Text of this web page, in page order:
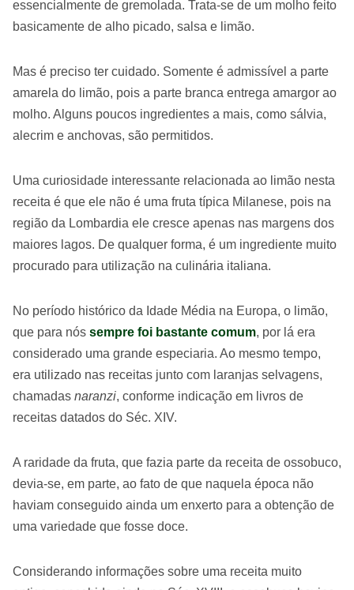
essencialmente de gremolada. Trata-se de um molho feito
basicamente de alho picado, salsa e limão.
Mas é preciso ter cuidado. Somente é admissível a parte
amarela do limão, pois a parte branca entrega amargor ao
molho. Alguns poucos ingredientes a mais, como sálvia,
alecrim e anchovas, são permitidos.
Uma curiosidade interessante relacionada ao limão nesta
receita é que ele não é uma fruta típica Milanese, pois na
região da Lombardia ele cresce apenas nas margens dos
maiores lagos. De qualquer forma, é um ingrediente muito
procurado para utilização na culinária italiana.
No período histórico da Idade Média na Europa, o limão,
que para nós sempre foi bastante comum, por lá era
considerado uma grande especiaria. Ao mesmo tempo,
era utilizado nas receitas junto com laranjas selvagens,
chamadas naranzi, conforme indicação em livros de
receitas datados do Séc. XIV.
A raridade da fruta, que fazia parte da receita de ossobuco,
devia-se, em parte, ao fato de que naquela época não
haviam conseguido ainda um enxerto para a obtenção de
uma variedade que fosse doce.
Considerando informações sobre uma receita muito